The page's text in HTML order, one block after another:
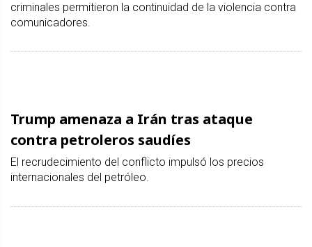
criminales permitieron la continuidad de la violencia contra
comunicadores.
Trump amenaza a Irán tras ataque
contra petroleros saudíes
El recrudecimiento del conflicto impulsó los precios
internacionales del petróleo.